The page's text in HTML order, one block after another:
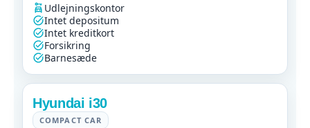
Udlejningskontor
Intet depositum
Intet kreditkort
Forsikring
Barnesæde
Hyundai i30
COMPACT CAR